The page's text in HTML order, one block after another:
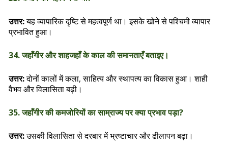
उत्तर:यह व्यापारिक दृष्टि से महत्वपूर्ण था। इसके खोने से पश्चिमी व्यापार
प्रभावित हुआ।
34. जहाँगीर और शाहजहाँ के काल की समानताएँ बताइए।
उत्तर:दोनों कालों में कला, साहित्य और स्थापत्य का विकास हुआ। शाही
वैभव और विलासिता बढ़ी।
35. जहाँगीर की कमजोरियों का साम्राज्य पर क्या प्रभाव पड़ा?
उत्तर:उसकी विलासिता से दरबार में भ्रष्टाचार और ढीलापन बढ़ा।